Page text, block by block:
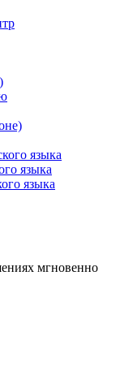
языка
языка
языка
мгновенно